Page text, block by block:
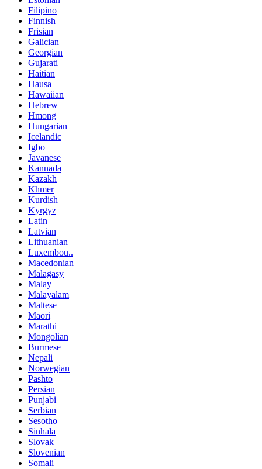
Filipino
Finnish
Frisian
Galician
Georgian
Gujarati
Haitian
Hausa
Hawaiian
Hebrew
Hmong
Hungarian
Icelandic
Igbo
Javanese
Kannada
Kazakh
Khmer
Kurdish
Kyrgyz
Latin
Latvian
Lithuanian
Luxembou..
Macedonian
Malagasy
Malay
Malayalam
Maltese
Maori
Marathi
Mongolian
Burmese
Nepali
Norwegian
Pashto
Persian
Punjabi
Serbian
Sesotho
Sinhala
Slovak
Slovenian
Somali